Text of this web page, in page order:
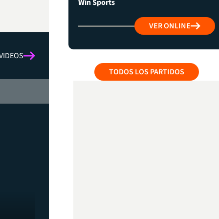
Win Sports
VER ONLINE
TODOS LOS PARTIDOS